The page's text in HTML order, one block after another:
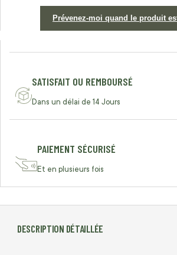
Prévenez-moi quand le produit
SATISFAIT OU REMBOURSÉ
Dans un délai de 14 Jours
PAIEMENT SÉCURISÉ
Et en plusieurs fois
DESCRIPTION DÉTAILLÉE